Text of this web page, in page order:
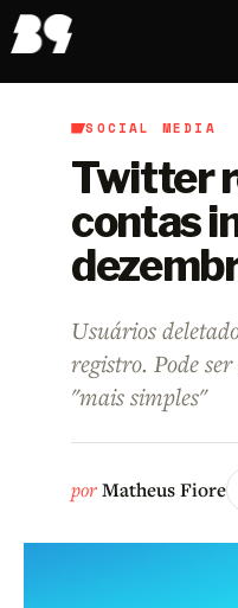
B9/Social Media
SOCIAL MEDIA
Twitter
contas
Usuários
registro. Pode
"mais simples"
porMatheus Fiore